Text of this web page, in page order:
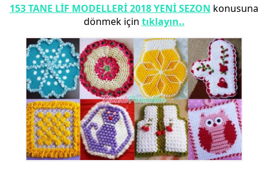
153 TANE LİF MODELLERİ 2018 YENİ SEZON konusuna
dönmek için tıklayın..